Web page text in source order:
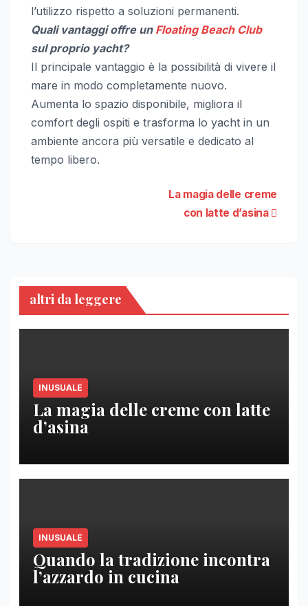
l’utilizzo rispetto a soluzioni permanenti.
Quali vantaggi offre un Floating Beach Club
sul proprio yacht?
Il principale vantaggio è la possibilità di vivere il
mare in modo completamente nuovo.
Aumenta lo spazio disponibile, migliora il
comfort degli ospiti e trasforma lo yacht in un
ambiente ancora più versatile e dedicato al
tempo libero.
La magia delle creme
con latte d’asina
altri da leggere
INUSUALE
La magia delle creme con latte
d’asina
INUSUALE
Quando la tradizione incontra
l’azzardo in cucina